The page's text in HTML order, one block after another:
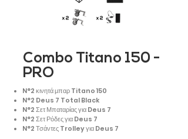
Combo Titano 150 -
PRO
N°2 κινητά μπαρ Titano 150
N°2 Deus 7 Total Black
N°2 Σετ Μπαταρίας για Deus 7
N°2 Σετ Ρόδες για Deus 7
N°2 Τσάντες Trolley για Deus 7